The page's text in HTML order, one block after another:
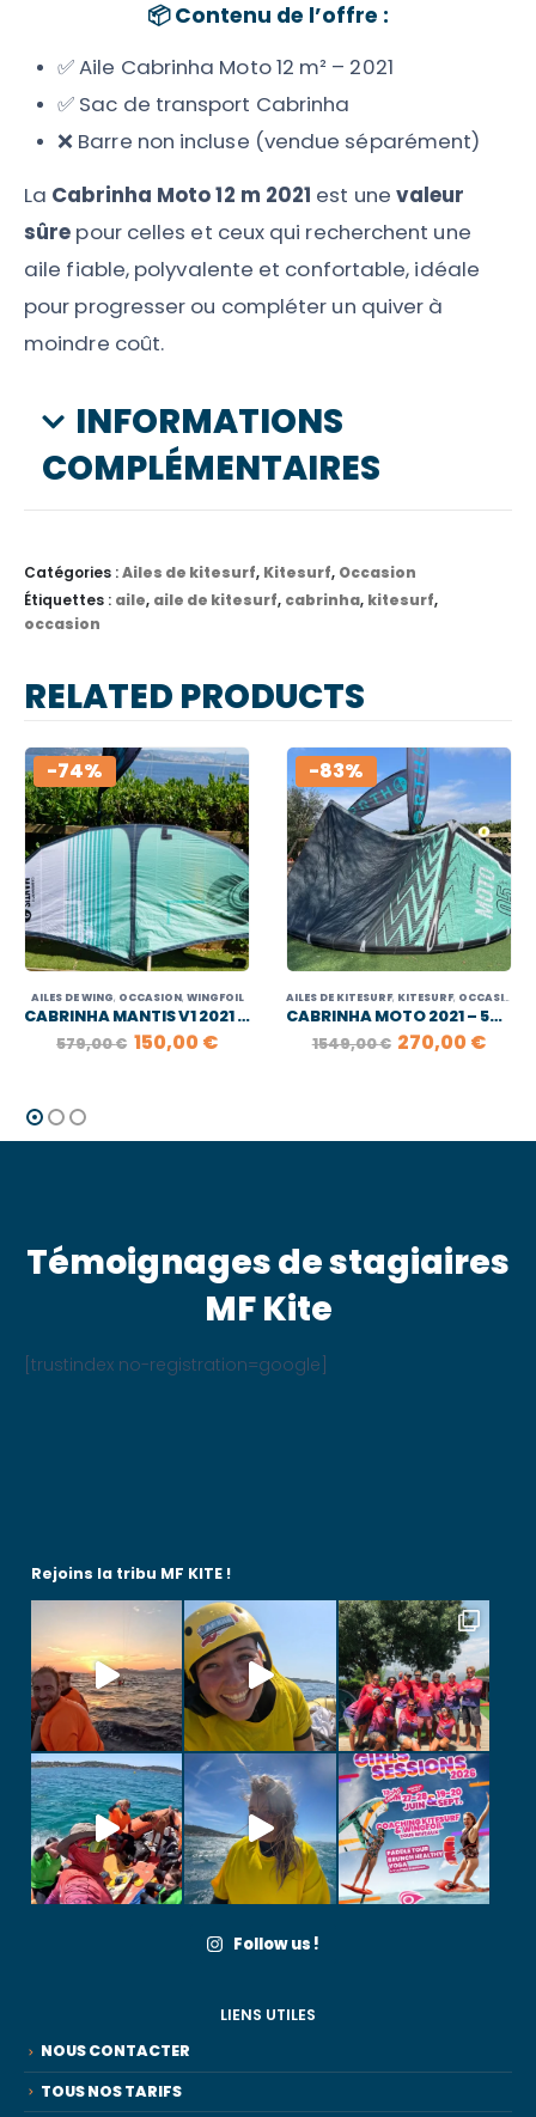
📦Contenu de l’offre :
✅ Aile Cabrinha Moto 12 m² – 2021
✅ Sac de transport Cabrinha
❌ Barre non incluse (vendue séparément)
La Cabrinha Moto 12 m 2021 est une valeur
sûre pour celles et ceux qui recherchent une
aile fiable, polyvalente et confortable, idéale
pour progresser ou compléter un quiver à
moindre coût.
INFORMATIONS
COMPLÉMENTAIRES
Catégories :Ailes de kitesurf, Kitesurf, Occasion
Étiquettes : aile, aile de kitesurf, cabrinha, kitesurf,
occasion
RELATED PRODUCTS
€.
-74%
AILES DE WING, OCCASION, WINGFOIL
CABRINHA MANTIS V1 2021 – 2M
579,00€ LE
PRIX
150,00 €LE
-83%
AILES DE KITESURF, KITESURF, OCCASION
CABRINHA MOTO 2021 – 5M2
1549,00€ LE
PRIX
270,00 €LE
Témoignages de stagiaires
MF Kite
[trustindex no-registration=google]
Rejoins la tribu MF KITE !
Follow us !
LIENS UTILES
NOUS CONTACTER
TOUS NOS TARIFS